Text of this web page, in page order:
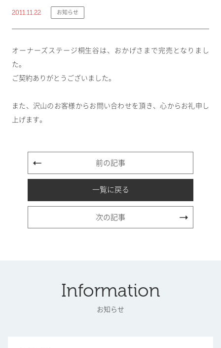
2011.11.22 お知らせ
オーナーズステージ桐生谷は、おかげさまで完売となりまし
た。
ご契約ありがとうございました。
また、沢山のお客様からお問い合わせを頂き、心からお礼申し
上げます。
前の記事
一覧に戻る
次の記事
Information
お知らせ